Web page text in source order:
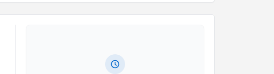
Aile Danışmanı Emine Tekkol